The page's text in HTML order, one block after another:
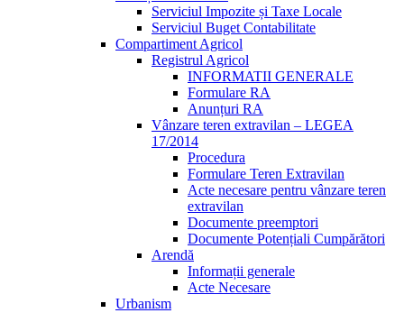
Serviciul Impozite și Taxe Locale
Serviciul Buget Contabilitate
Compartiment Agricol
Registrul Agricol
INFORMATII GENERALE
Formulare RA
Anunțuri RA
Vânzare teren extravilan – LEGEA
17/2014
Procedura
Formulare Teren Extravilan
Acte necesare pentru vânzare teren
extravilan
Documente preemptori
Documente Potențiali Cumpărători
Arendă
Informații generale
Acte Necesare
Urbanism